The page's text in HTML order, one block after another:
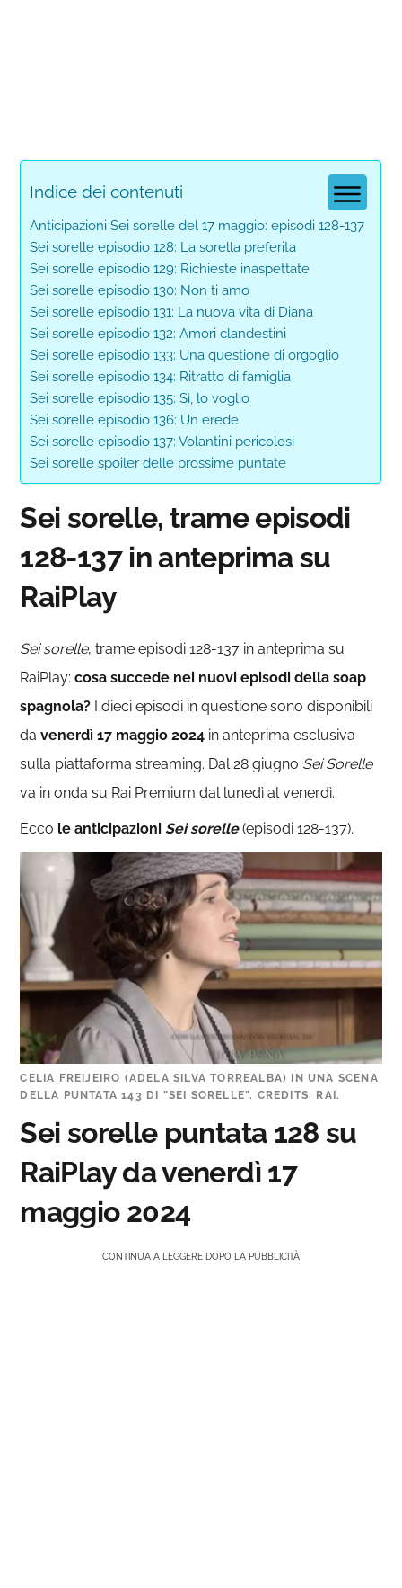
Indice dei contenuti
Anticipazioni Sei sorelle del 17 maggio: episodi 128-137
Sei sorelle episodio 128: La sorella preferita
Sei sorelle episodio 129: Richieste inaspettate
Sei sorelle episodio 130: Non ti amo
Sei sorelle episodio 131: La nuova vita di Diana
Sei sorelle episodio 132: Amori clandestini
Sei sorelle episodio 133: Una questione di orgoglio
Sei sorelle episodio 134: Ritratto di famiglia
Sei sorelle episodio 135: Sì, lo voglio
Sei sorelle episodio 136: Un erede
Sei sorelle episodio 137: Volantini pericolosi
Sei sorelle spoiler delle prossime puntate
Sei sorelle, trame episodi
128-137 in anteprima su
RaiPlay
Sei sorelle, trame episodi 128-137 in anteprima su
RaiPlay:cosa succede nei nuovi episodi della soap
spagnola? I dieci episodi in questione sono disponibili
davenerdì 17 maggio 2024 in anteprima esclusiva
sulla piattaforma streaming. Dal 28 giugno Sei Sorelle
va in onda su Rai Premium dal lunedì al venerdì.
Ecco le anticipazioni Sei sorelle(episodi 128-137).
CELIA FREIJEIRO (ADELA SILVA TORREALBA) IN UNA SCENA
DELLA PUNTATA 143 DI ”SEI SORELLE”. CREDITS: RAI.
Sei sorelle puntata 128 su
RaiPlay da venerdì 17
maggio 2024
CONTINUA A LEGGERE DOPO LA PUBBLICITÀ